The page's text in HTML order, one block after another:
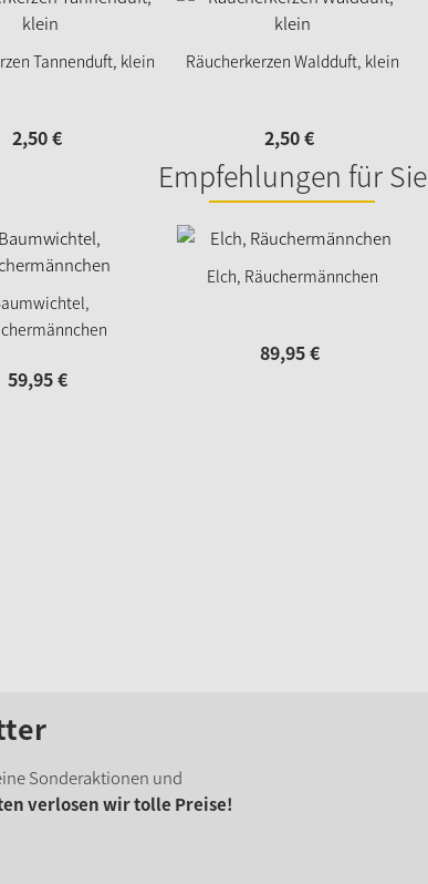
Tannenduft, klein
2,50€
Räucherkerzen Waldduft, klein
2,50€
Empfehlungen für Sie
59,95€
Elch, Räuchermännchen
89,95€
Sonderaktionen und
verlosen wir tolle Preise!